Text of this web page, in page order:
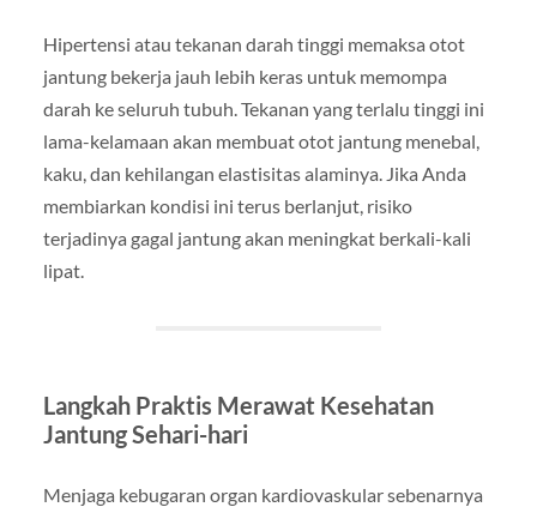
Hipertensi atau tekanan darah tinggi memaksa otot
jantung bekerja jauh lebih keras untuk memompa
darah ke seluruh tubuh. Tekanan yang terlalu tinggi ini
lama-kelamaan akan membuat otot jantung menebal,
kaku, dan kehilangan elastisitas alaminya. Jika Anda
membiarkan kondisi ini terus berlanjut, risiko
terjadinya gagal jantung akan meningkat berkali-kali
lipat.
Langkah Praktis Merawat Kesehatan
Jantung Sehari-hari
Menjaga kebugaran organ kardiovaskular sebenarnya